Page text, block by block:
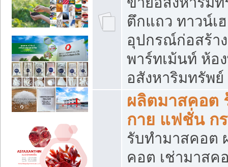
ตึกแถว ทาวน์เ
อุปกรณ์ก่อสร้า
พาร์ทเม้นท์ ห้อ
อสังหาริมทรัพ
ผลิตมาสคอต
กาย แฟชั่น กร
รับทำมาสคอต
คอต เช่ามาสค